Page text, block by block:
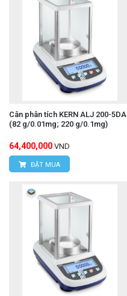
Cân phân tích KERN ALJ 200-5DA
(82 g/0.01mg; 220 g/0.1mg)
64,400,000 VND
ĐẶT MUA